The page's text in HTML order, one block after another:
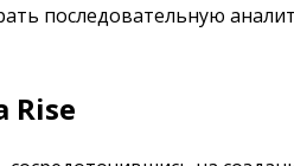
последовательную
Rise